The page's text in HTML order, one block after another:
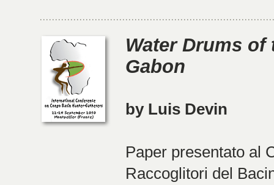
Water Drums of
Gabon
by Luis Devin
Paper presentato al
Raccoglitori del